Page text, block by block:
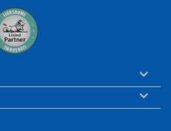

